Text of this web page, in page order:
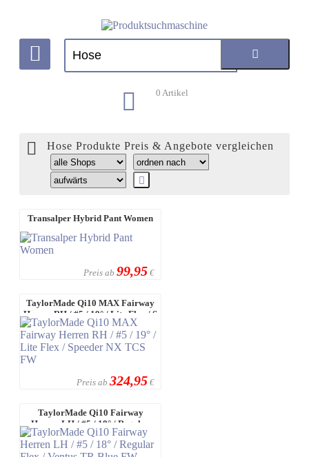
0 Artikel
Hose Produkte Preis & Angebote vergleichen
Transalper Hybrid Pant Women
Preis ab 99,95 €
TaylorMade Qi10 MAX Fairway
Herren RH / #5 / 19° / Lite Flex / S
...
Preis ab 324,95 €
TaylorMade Qi10 Fairway
Herren LH / #5 / 18° / Regular
Flex / Ve ...